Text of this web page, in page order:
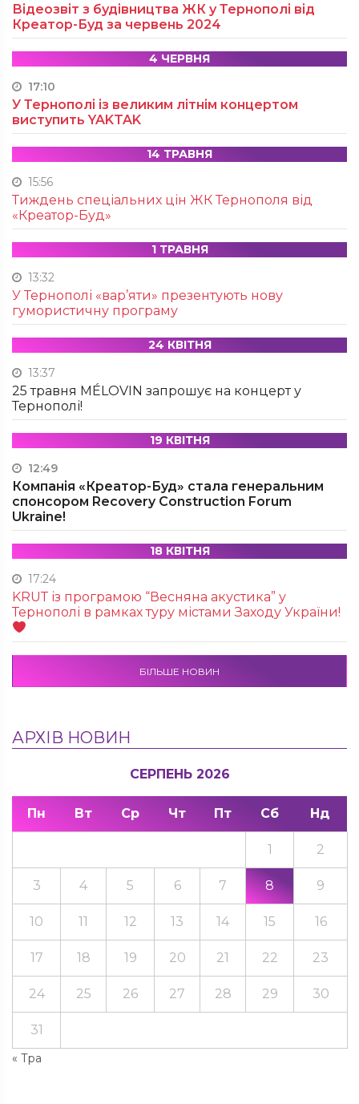
Відеозвіт з будівництва ЖК у Тернополі від
Креатор-Буд за червень 2024
4 ЧЕРВНЯ
17:10
У Тернополі із великим літнім концертом
виступить YAKTAK
14 ТРАВНЯ
15:56
Тиждень спеціальних цін ЖК Тернополя від
«Креатор-Буд»
1 ТРАВНЯ
13:32
У Тернополі «вар’яти» презентують нову
гумористичну програму
24 КВІТНЯ
13:37
25 травня MÉLOVIN запрошує на концерт у
Тернополі!
19 КВІТНЯ
12:49
Компанія «Креатор-Буд» стала генеральним
спонсором Recovery Construction Forum
Ukraine!
18 КВІТНЯ
17:24
KRUТ із програмою “Весняна акустика” у
Тернополі в рамках туру містами Заходу України!
БІЛЬШЕ НОВИН
АРХІВ НОВИН
СЕРПЕНЬ 2026
Пн Вт Ср Чт Пт Сб Нд
« Тра
1 2
3 4 5 6 7 8 9
10 11 12 13 14 15 16
17 18 19 20 21 22 23
24 25 26 27 28 29 30
31